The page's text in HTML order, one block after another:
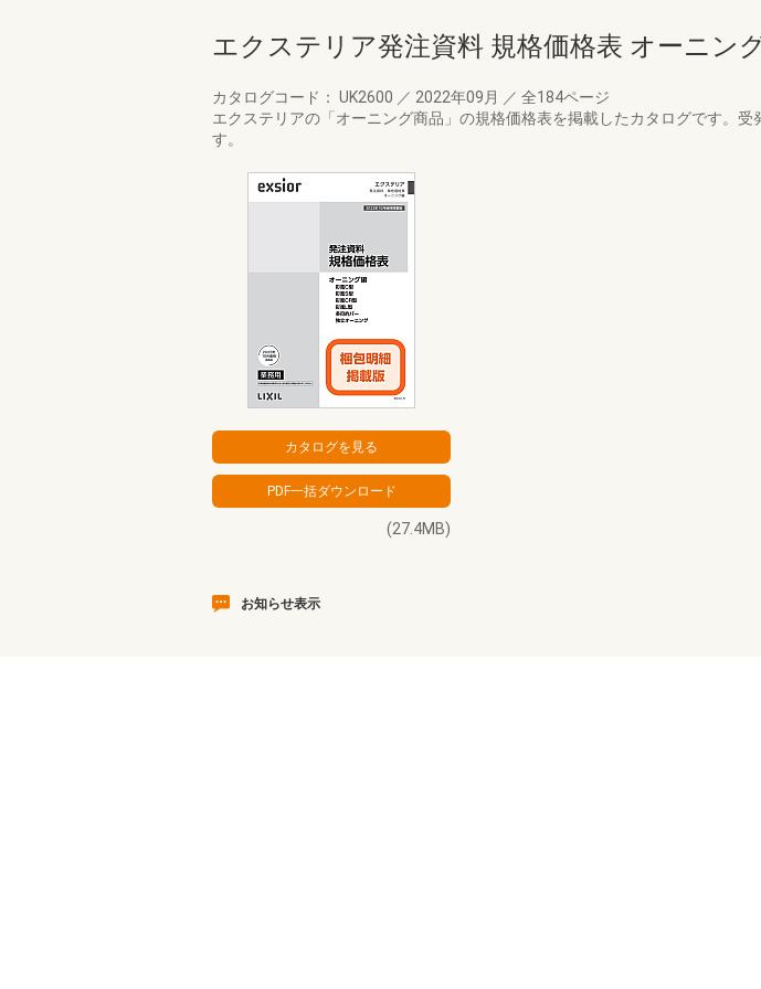
エクステリア発注資料 規格価格表 オーニン
カタログコード： UK2600 ／ 2022年09月 ／ 全184ページ
エクステリアの「オーニング商品」の規格価格表を掲載したカタログです。
す。
(27.4MB)
お知らせ表示